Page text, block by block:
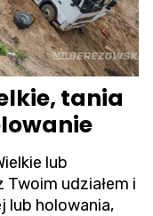
tania
lub
udziałem i
lub holowania,